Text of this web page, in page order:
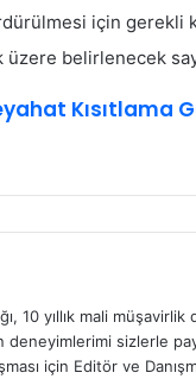
için gerekli
belirlenecek
Kısıtlama
10 yıllık mali
sizlerle
için Editör ve